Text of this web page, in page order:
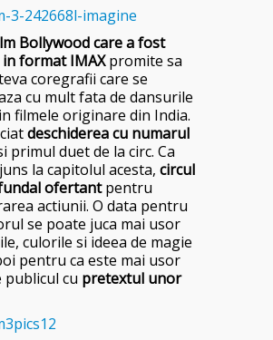
Bollywood care a fost
format IMAXpromite sa
coregrafii care se
cu mult fata de dansurile
filmele originare din India.
deschiderea cu numarul
primul duet de la circ. Ca
la capitolul acesta, circul
ofertantpentru
actiunii. O data pentru
se poate juca mai usor
culorile si ideea de magie
pentru ca este mai usor
publicul cu pretextul unor